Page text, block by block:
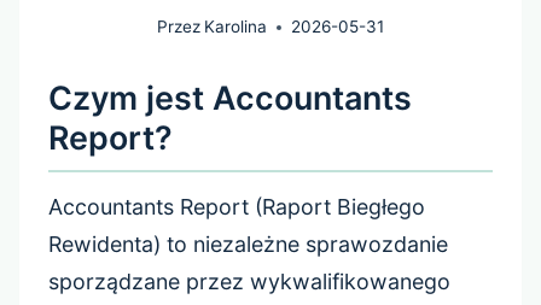
Przez Karolina 2026-05-31
Czym jest Accountants
Report?
Accountants Report (Raport Biegłego
Rewidenta) to niezależne sprawozdanie
sporządzane przez wykwalifikowanego